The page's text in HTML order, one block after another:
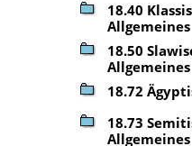
18.40
Allgemeines
18.50
Allgemeines
18.72
18.73
Allgemeines